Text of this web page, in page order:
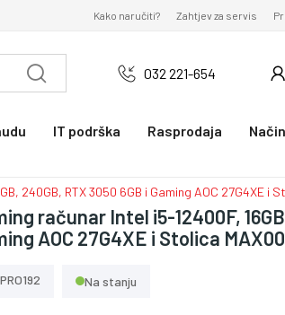
Kako naručiti? Zahtjev za servis
032 221-654
IT podrška Rasprodaja
240GB, RTX 3050 6GB i Gaming AOC 27G4XE i
računar Intel i5-12400F,
AOC 27G4XE i Stolica
Na stanju